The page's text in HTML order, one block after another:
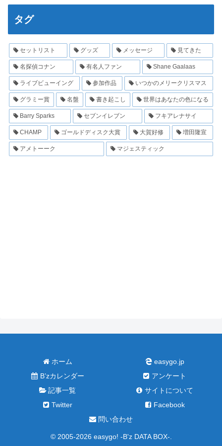
タグ
セットリスト グッズ メッセージ 見てきた
名探偵コナン 有名人ファン Shane Gaalaas
ライブビューイング 参加作品 いつかのメリークリスマス
グラミー賞 名盤 書き起こし 世界はあなたの色になる
Barry Sparks セブンイレブン フキアレナサイ
CHAMP ゴールドディスク大賞 大賀好修 増田隆宣
アメトーーク マジェスティック
ホーム
easygo.jp
B’zカレンダー
アンケート
記事一覧
サイトについて
Twitter
Facebook
問い合わせ
© 2005-2026 easygo! -B'z DATA BOX-.